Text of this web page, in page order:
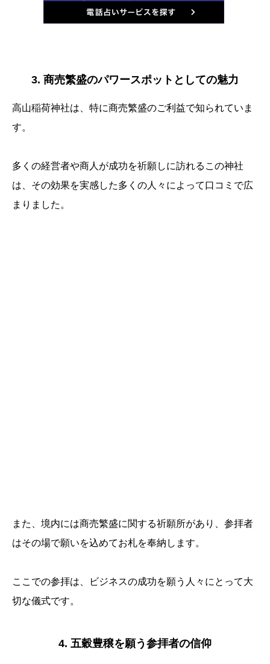
3. 商売繁盛のパワースポットとしての魅力
高山稲荷神社は、特に商売繁盛のご利益で知られていま
す。
多くの経営者や商人が成功を祈願しに訪れるこの神社
は、その効果を実感した多くの人々によって口コミで広
まりました。
また、境内には商売繁盛に関する祈願所があり、参拝者
はその場で願いを込めてお札を奉納します。
ここでの参拝は、ビジネスの成功を願う人々にとって大
切な儀式です。
4. 五穀豊穣を願う参拝者の信仰